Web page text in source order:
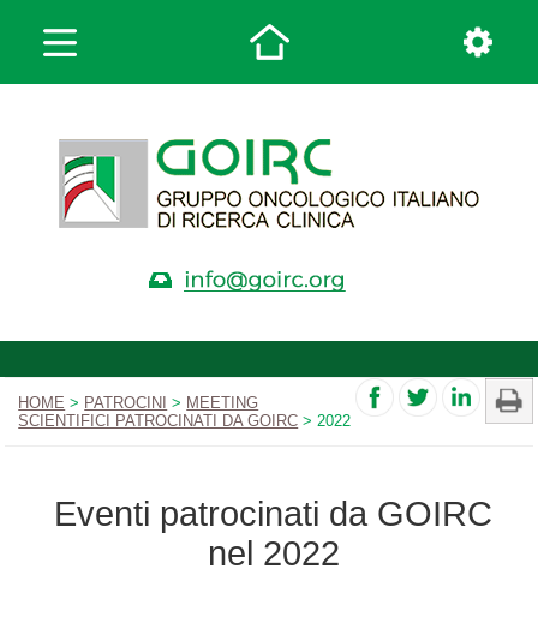
HOME > PATROCINI > MEETING
SCIENTIFICI PATROCINATI DA GOIRC > 2022
Eventi patrocinati da GOIRC
nel 2022